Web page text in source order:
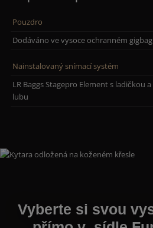
Pouzdro
Dodáváno ve vysoce ochranném
Nainstalovaný snímací systém
LR Baggs Stagepro Element s ladičkou
lubu
Vyberte si svou